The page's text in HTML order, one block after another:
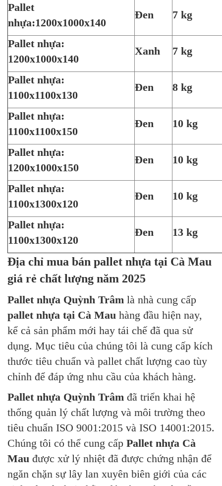
Pallet
nhựa:1200x1000x140
Đen 7 kg
Pallet nhựa:
1200x1000x140
Xanh 7 kg
Pallet nhựa:
1100x1100x130
Đen 8 kg
Pallet nhựa:
1100x1100x150
Đen 10 kg
Pallet nhựa:
1200x1000x150
Đen 10 kg
Pallet nhựa:
1100x1300x120
Đen 10 kg
Pallet nhựa:
1100x1300x120
Đen 13 kg
Địa chỉ mua bán pallet nhựa tại Cà Mau
giá rẻ chất lượng năm 2025
Pallet nhựa Quỳnh Trâm là nhà cung cấp
pallet nhựa tại Cà Mau hàng đầu hiện nay,
kể cả sản phẩm mới hay tái chế đã qua sử
dụng. Mục tiêu của chúng tôi là cung cấp kích
thước tiêu chuẩn và pallet chất lượng cao tùy
chỉnh để đáp ứng nhu cầu của khách hàng.
Pallet nhựa Quỳnh Trâm đã triển khai hệ
thống quản lý chất lượng và môi trường theo
tiêu chuẩn ISO 9001:2015 và ISO 14001:2015.
Chúng tôi có thể cung cấp Pallet nhựa Cà
Mau được xử lý nhiệt đã được chứng nhận để
ngăn chặn sự lây lan xuyên biên giới của các